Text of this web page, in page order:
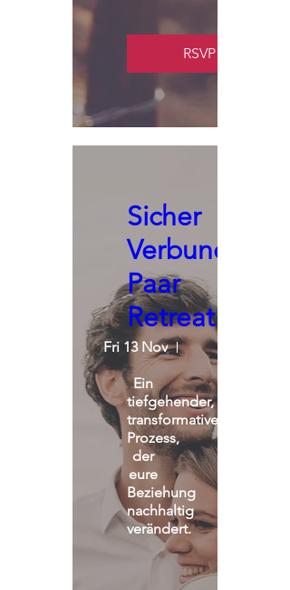
RSVP
Sicher
Verbunden:
Paar
Retreat
Fri 13 Nov St. Michael
Ein
tiefgehender,
transformativer
Prozess,
der
eure
Beziehung
nachhaltig
verändert.